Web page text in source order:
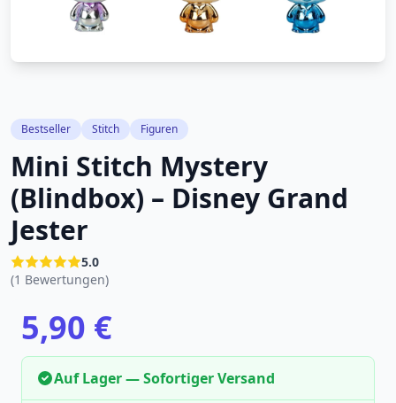
Bestseller Stitch Figuren
Mini Stitch Mystery
(Blindbox) – Disney Grand
Jester
5.0
(1 Bewertungen)
5,90 €
Auf Lager — Sofortiger Versand